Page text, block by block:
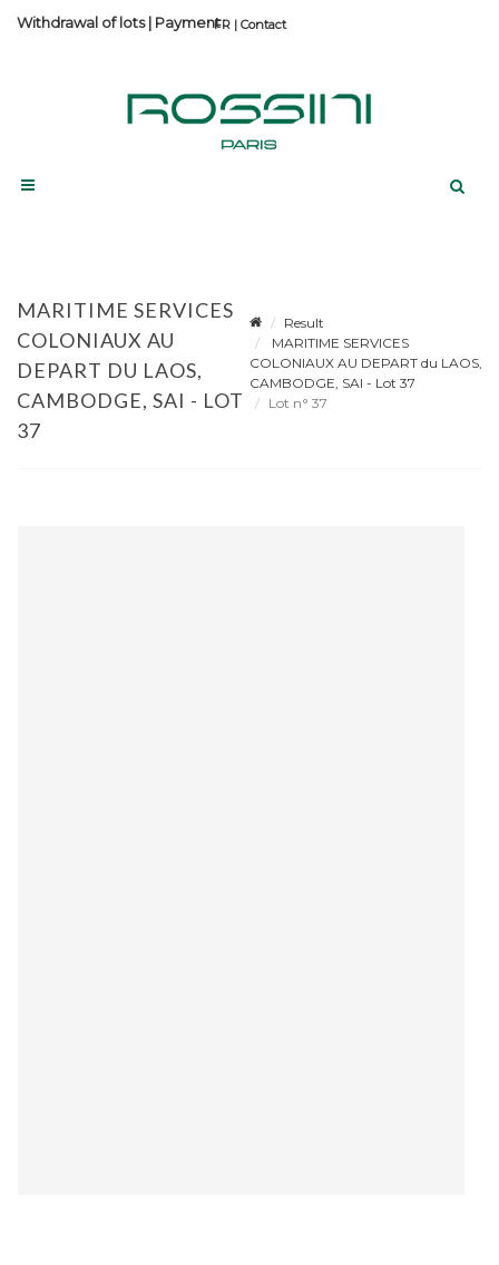
Contact
Withdrawal of lots| Payment
MARITIME SERVICES
COLONIAUX AU
DEPART DU LAOS,
CAMBODGE, SAI - LOT
37
Result
MARITIME SERVICES
COLONIAUX AU DEPART du LAOS,
CAMBODGE, SAI - Lot 37
Lot n° 37